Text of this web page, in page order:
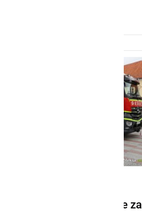
PKP7 vključuje tudi ukrepe za